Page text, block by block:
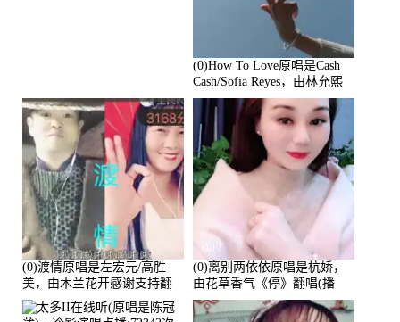
(0)How To Love原唱是Cash
Cash/Sofia Reyes，由林允熙
翻唱(播放:84447)
(0)渡情原唱是左宏元/高胜
美，由木兰花开感谢支持翻
唱(播放:82339)
(0)离别两依依原唱是杭娇，
由花草香气《停》翻唱(播
放:81215)